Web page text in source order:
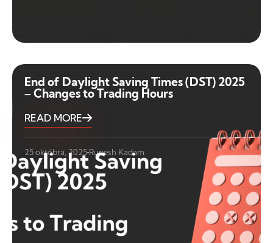
End of Daylight Saving Times (DST) 2025
– Changes to Trading Hours
READ MORE
25 októbra, 2025 Rupesh Kadam